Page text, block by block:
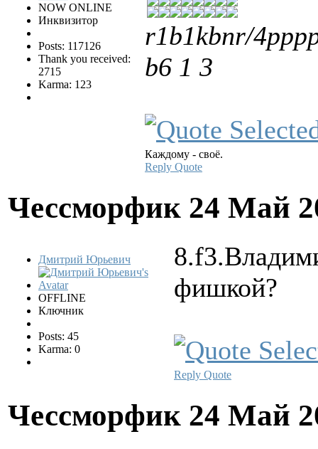
NOW ONLINE
Инквизитор
Posts: 117126
Thank you received:
2715
Karma: 123
r1b1kbnr/
b6 1 3
Каждому - своё.
Reply Quote
Чессморфик 24 Май
Дмитрий Юрьевич
OFFLINE
Ключник
Posts: 45
Karma: 0
фишкой?
Reply Quote
Чессморфик 24 Май